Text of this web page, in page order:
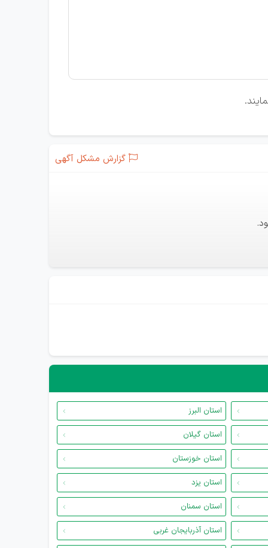
گزارش مشکل آگهی
استان البرز
استان گیلان
استان خوزستان
استان یزد
استان سمنان
استان آذربایجان غربی